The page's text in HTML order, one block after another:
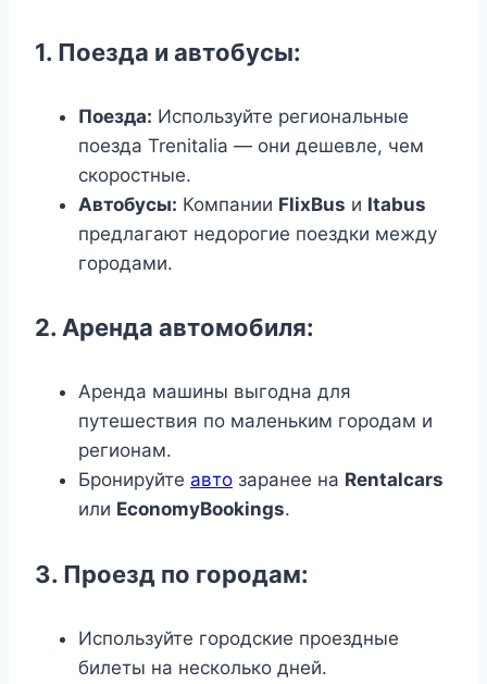
1. Поезда и автобусы:
Поезда: Используйте региональные
поезда Trenitalia — они дешевле, чем
скоростные.
Автобусы: Компании FlixBus и Itabus
предлагают недорогие поездки между
городами.
2. Аренда автомобиля:
Аренда машины выгодна для
путешествия по маленьким городам и
регионам.
Бронируйте авто заранее на Rentalcars
или EconomyBookings.
3. Проезд по городам:
Используйте городские проездные
билеты на несколько дней.